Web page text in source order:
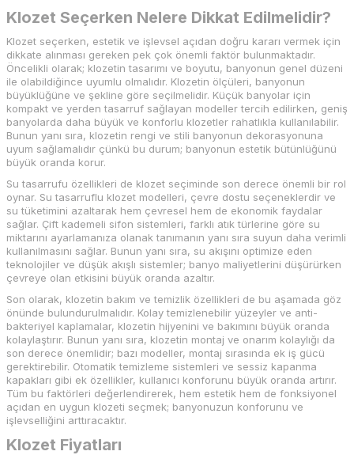
Klozet Seçerken Nelere Dikkat Edilmelidir?
Klozet seçerken, estetik ve işlevsel açıdan doğru kararı vermek için
dikkate alınması gereken pek çok önemli faktör bulunmaktadır.
Öncelikli olarak; klozetin tasarımı ve boyutu, banyonun genel düzeni
ile olabildiğince uyumlu olmalıdır. Klozetin ölçüleri, banyonun
büyüklüğüne ve şekline göre seçilmelidir. Küçük banyolar için
kompakt ve yerden tasarruf sağlayan modeller tercih edilirken, geniş
banyolarda daha büyük ve konforlu klozetler rahatlıkla kullanılabilir.
Bunun yanı sıra, klozetin rengi ve stili banyonun dekorasyonuna
uyum sağlamalıdır çünkü bu durum; banyonun estetik bütünlüğünü
büyük oranda korur.
Su tasarrufu özellikleri de klozet seçiminde son derece önemli bir rol
oynar. Su tasarruflu klozet modelleri, çevre dostu seçeneklerdir ve
su tüketimini azaltarak hem çevresel hem de ekonomik faydalar
sağlar. Çift kademeli sifon sistemleri, farklı atık türlerine göre su
miktarını ayarlamanıza olanak tanımanın yanı sıra suyun daha verimli
kullanılmasını sağlar. Bunun yanı sıra, su akışını optimize eden
teknolojiler ve düşük akışlı sistemler; banyo maliyetlerini düşürürken
çevreye olan etkisini büyük oranda azaltır.
Son olarak, klozetin bakım ve temizlik özellikleri de bu aşamada göz
önünde bulundurulmalıdır. Kolay temizlenebilir yüzeyler ve anti-
bakteriyel kaplamalar, klozetin hijyenini ve bakımını büyük oranda
kolaylaştırır. Bunun yanı sıra, klozetin montaj ve onarım kolaylığı da
son derece önemlidir; bazı modeller, montaj sırasında ek iş gücü
gerektirebilir. Otomatik temizleme sistemleri ve sessiz kapanma
kapakları gibi ek özellikler, kullanıcı konforunu büyük oranda artırır.
Tüm bu faktörleri değerlendirerek, hem estetik hem de fonksiyonel
açıdan en uygun klozeti seçmek; banyonuzun konforunu ve
işlevselliğini arttıracaktır.
Klozet Fiyatları